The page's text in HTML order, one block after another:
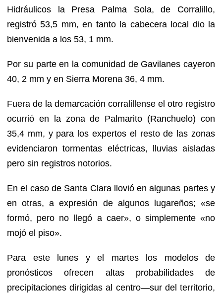
Hidráulicos la Presa Palma Sola, de Corralillo,
registró 53,5 mm, en tanto la cabecera local dio la
bienvenida a los 53, 1 mm.
Por su parte en la comunidad de Gavilanes cayeron
40, 2 mm y en Sierra Morena 36, 4 mm.
Fuera de la demarcación corralillense el otro registro
ocurrió en la zona de Palmarito (Ranchuelo) con
35,4 mm, y para los expertos el resto de las zonas
evidenciaron tormentas eléctricas, lluvias aisladas
pero sin registros notorios.
En el caso de Santa Clara llovió en algunas partes y
en otras, a expresión de algunos lugareños; «se
formó, pero no llegó a caer», o simplemente «no
mojó el piso».
Para este lunes y el martes los modelos de
pronósticos ofrecen altas probabilidades de
precipitaciones dirigidas al centro—sur del territorio,